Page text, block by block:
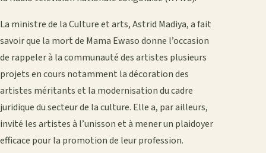
La ministre de la Culture et arts, Astrid Madiya, a fait
savoir que la mort de Mama Ewaso donne l’occasion
de rappeler à la communauté des artistes plusieurs
projets en cours notamment la décoration des
artistes méritants et la modernisation du cadre
juridique du secteur de la culture. Elle a, par ailleurs,
invité les artistes à l’unisson et à mener un plaidoyer
efficace pour la promotion de leur profession.